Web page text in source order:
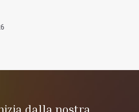
dalla nostra